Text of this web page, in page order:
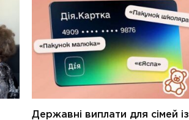
Державні виплати для сімей із